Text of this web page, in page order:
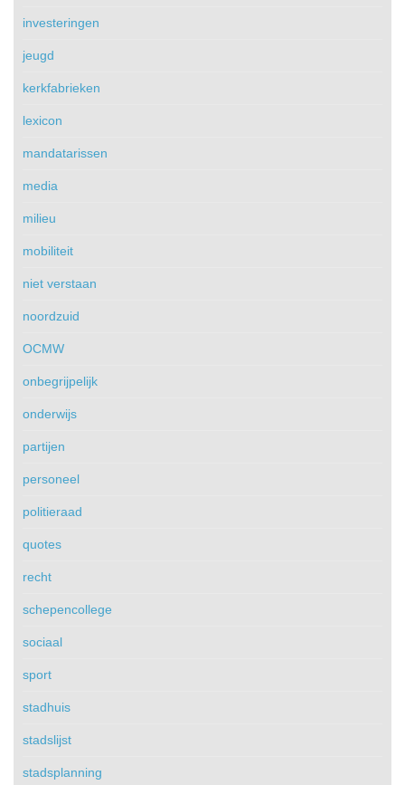
investeringen
jeugd
kerkfabrieken
lexicon
mandatarissen
media
milieu
mobiliteit
niet verstaan
noordzuid
OCMW
onbegrijpelijk
onderwijs
partijen
personeel
politieraad
quotes
recht
schepencollege
sociaal
sport
stadhuis
stadslijst
stadsplanning